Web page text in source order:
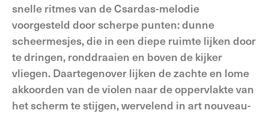
snelle ritmes van de Csardas-melodie
voorgesteld door scherpe punten: dunne
scheermesjes, die in een diepe ruimte lijken door
te dringen, ronddraaien en boven de kijker
vliegen. Daartegenover lijken de zachte en lome
akkoorden van de violen naar de oppervlakte van
het scherm te stijgen, wervelend in art nouveau-